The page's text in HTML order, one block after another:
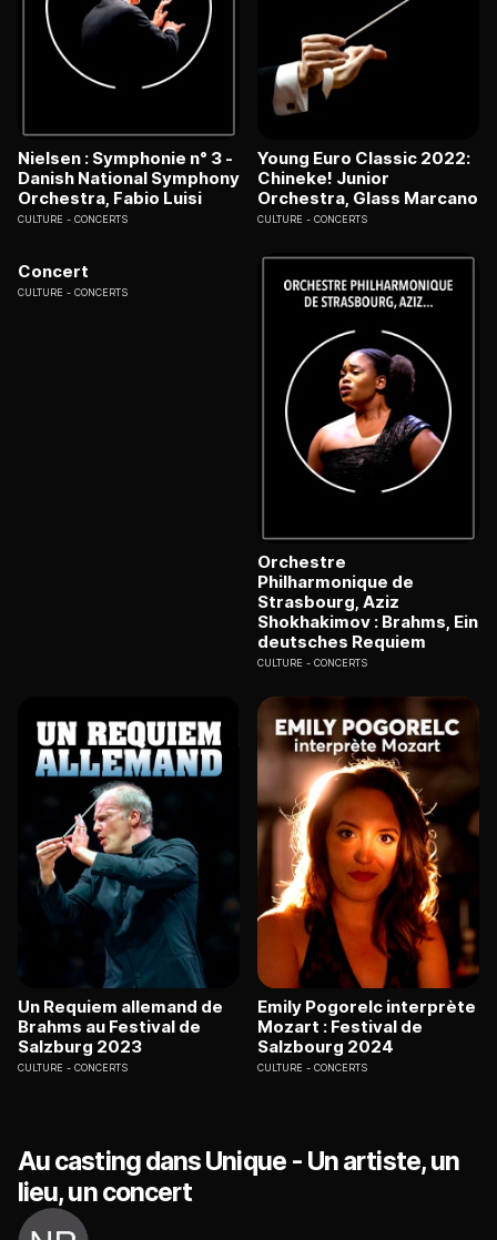
Nielsen : Symphonie n° 3 -
Danish National Symphony
Orchestra, Fabio Luisi
CULTURE CONCERTS
Young Euro Classic 2022:
Chineke! Junior
Orchestra, Glass Marcano
CULTURE CONCERTS
Concert
CULTURE CONCERTS
Orchestre
Philharmonique de
Strasbourg, Aziz
Shokhakimov : Brahms, Ein
deutsches Requiem
CULTURE CONCERTS
Un Requiem allemand de
Brahms au Festival de
Salzburg 2023
CULTURE CONCERTS
Emily Pogorelc interprète
Mozart : Festival de
Salzbourg 2024
CULTURE CONCERTS
Au casting dans Unique - Un artiste, un
lieu, un concert